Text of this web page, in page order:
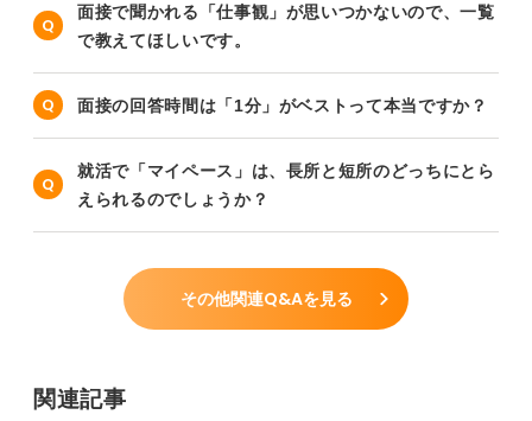
面接で聞かれる「仕事観」が思いつかないので、一覧
で教えてほしいです。
面接の回答時間は「1分」がベストって本当ですか？
就活で「マイペース」は、長所と短所のどっちにとら
えられるのでしょうか？
その他関連Q&Aを見る
関連記事